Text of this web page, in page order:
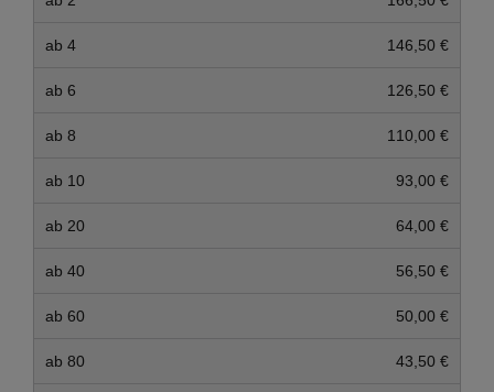
ab 4 146,50 €
ab 6 126,50 €
ab 8 110,00 €
ab 10 93,00 €
ab 20 64,00 €
ab 40 56,50 €
ab 60 50,00 €
ab 80 43,50 €